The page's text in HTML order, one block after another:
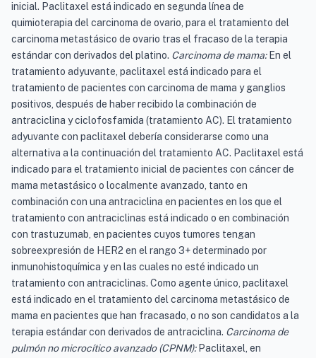
inicial. Paclitaxel está indicado en segunda línea de
quimioterapia del carcinoma de ovario, para el tratamiento del
carcinoma metastásico de ovario tras el fracaso de la terapia
estándar con derivados del platino. Carcinoma de mama: En el
tratamiento adyuvante, paclitaxel está indicado para el
tratamiento de pacientes con carcinoma de mama y ganglios
positivos, después de haber recibido la combinación de
antraciclina y ciclofosfamida (tratamiento AC). El tratamiento
adyuvante con paclitaxel debería considerarse como una
alternativa a la continuación del tratamiento AC. Paclitaxel está
indicado para el tratamiento inicial de pacientes con cáncer de
mama metastásico o localmente avanzado, tanto en
combinación con una antraciclina en pacientes en los que el
tratamiento con antraciclinas está indicado o en combinación
con trastuzumab, en pacientes cuyos tumores tengan
sobreexpresión de HER2 en el rango 3+ determinado por
inmunohistoquímica y en las cuales no esté indicado un
tratamiento con antraciclinas. Como agente único, paclitaxel
está indicado en el tratamiento del carcinoma metastásico de
mama en pacientes que han fracasado, o no son candidatos a la
terapia estándar con derivados de antraciclina. Carcinoma de
pulmón no microcítico avanzado (CPNM): Paclitaxel, en